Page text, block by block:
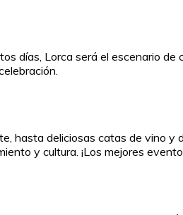
días, Lorca será el escenario
hasta deliciosas catas de vino y
y cultura. ¡Los mejores